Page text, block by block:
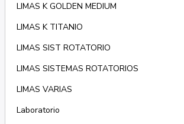
LIMAS K GOLDEN MEDIUM
LIMAS K TITANIO
LIMAS SIST ROTATORIO
LIMAS SISTEMAS ROTATORIOS
LIMAS VARIAS
Laboratorio